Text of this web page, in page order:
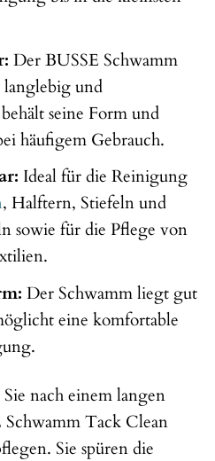
Der BUSSE Schwamm
langlebig und
seine Form und
häufigem Gebrauch.
Ideal für die Reinigung
, Halftern, Stiefeln und
sowie für die Pflege von
Der Schwamm liegt gut
eine komfortable
nach einem langen
Tack Clean
Sie spüren die